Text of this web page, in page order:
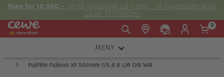
Kjøp for 10 000,- og få verdisjekk på 1 500,- til veggbilder eller
CEWE FOTOBOK!
Fre:
20:00
Søndag:
0
MENY
KAMERAFujifilm Fujinon XF 500mm f/5.6 R LM OIS WR